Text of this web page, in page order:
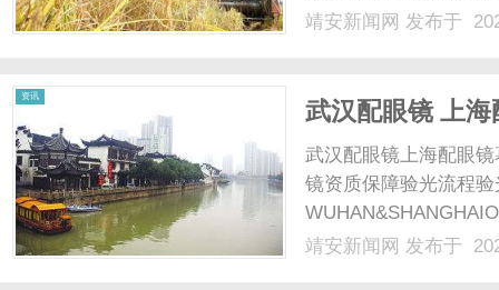
激光内雕机生产厂家
靖安新闻网 发布于
资讯
武汉配眼镜 上海
武汉配眼镜上海配眼
镜资质保障验光流程
配镜的写字楼眼镜店
靖安新闻网 发布于